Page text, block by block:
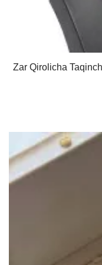
Zar Qirolicha